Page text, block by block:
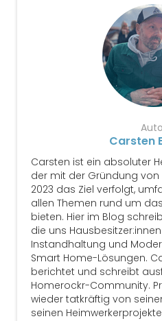
Carsten
Carsten ist ein absoluter
der mit der Gründung
2023 das Ziel verfolgt,
allen Themen rund um
bieten. Hier im Blog
die uns
Instandhaltung und
Smart Home-Lösungen.
berichtet und schreibt
Homerockr-Community.
wieder tatkräftig von
seinen